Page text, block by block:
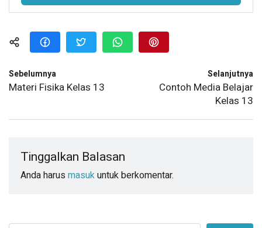
Sebelumnya
Materi Fisika Kelas 13
Selanjutnya
Contoh Media Belajar
Kelas 13
Tinggalkan Balasan
Anda harus masukuntuk berkomentar.